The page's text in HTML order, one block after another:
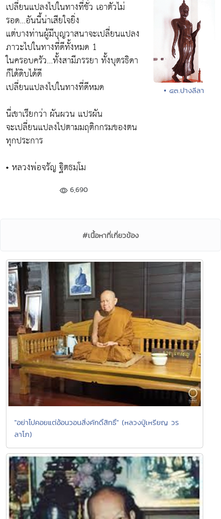
เปลี่ยนแปลงไปในทางที่ชั่ว เอาตัวไม่
รอด...อันนี้น่าเสียใจยิ่ง
แต่บางท่านผู้มีบุญวาสนาจะเปลี่ยนแปลง
ภาวะไปในทางที่ดีทั้งหมด 1
ในครอบครัว...ทั้งสามีภรรยา ทั้งบุตรธิดา
ก็ได้ดิบได้ดี
เปลี่ยนแปลงไปในทางที่ดีหมด
นี่เขาเรียกว่า ผันผวน แปรผัน
จะเปลี่ยนแปลงไปตามมฤติกกรมของตน
ทุกประการ
• หลวงพ่อจรัญ ฐิตธมฺโม
6,690
• ๔๓.ปางลีลา
#เนื้อหาที่เกี่ยวข้อง
"อย่าไปคอยแต่อ้อนวอนสิ่งคักดิ์สิทธิ์" (หลวงปู่เหรียญ วร
ลาโภ)